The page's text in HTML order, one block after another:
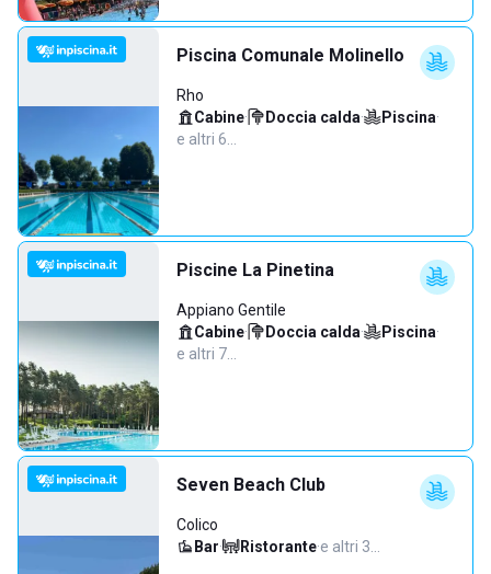
Piscina Comunale Molinello
Rho
Cabine· Doccia calda· Piscina·
e altri 6…
Piscine La Pinetina
Appiano Gentile
Cabine· Doccia calda· Piscina·
e altri 7…
Seven Beach Club
Colico
Bar· Ristorante·e altri 3…